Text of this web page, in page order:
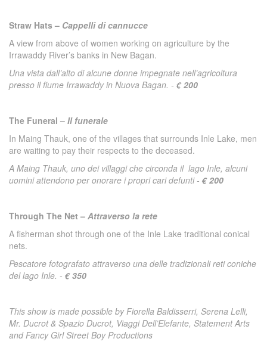
Straw Hats – Cappelli di cannucce
A view from above of women working on agriculture by the
Irrawaddy River’s banks in New Bagan.
Una vista dall’alto di alcune donne impegnate nell’agricoltura
presso il fiume Irrawaddy in Nuova Bagan. - € 200
The Funeral – Il funerale
In Maing Thauk, one of the villages that surrounds Inle Lake, men
are waiting to pay their respects to the deceased.
A Maing Thauk, uno dei villaggi che circonda il lago Inle, alcuni
uomini attendono per onorare i propri cari defunti - € 200
Through The Net – Attraverso la rete
A fisherman shot through one of the Inle Lake traditional conical
nets.
Pescatore fotografato attraverso una delle tradizionali reti coniche
del lago Inle. - € 350
This show is made possible by Fiorella Baldisserri, Serena Lelli,
Mr. Ducrot & Spazio Ducrot, Viaggi Dell’Elefante, Statement Arts
and Fancy Girl Street Boy Productions